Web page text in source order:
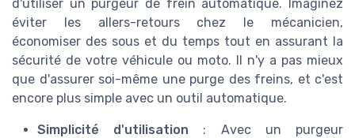
d'utiliser un purgeur de frein automatique. Imaginez
éviter les allers-retours chez le mécanicien,
économiser des sous et du temps tout en assurant la
sécurité de votre véhicule ou moto. Il n'y a pas mieux
que d'assurer soi-même une purge des freins, et c'est
encore plus simple avec un outil automatique.
Simplicité d'utilisation : Avec un purgeur